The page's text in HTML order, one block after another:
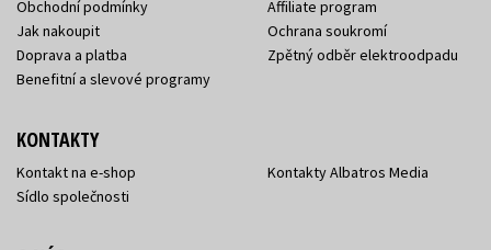
Obchodní podmínky
Jak nakoupit
Doprava a platba
Benefitní a slevové programy
Affiliate program
Ochrana soukromí
Zpětný odběr elektroodpadu
KONTAKTY
Kontakt na e-shop
Sídlo společnosti
Kontakty Albatros Media